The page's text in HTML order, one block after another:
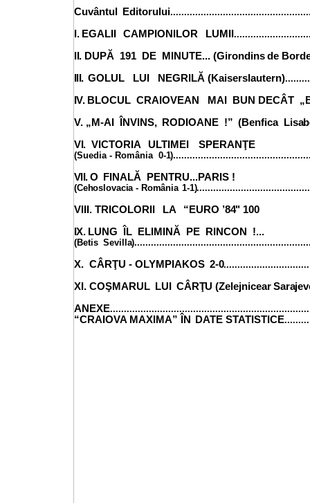
Cuvântul Editorului
I. EGALII CAMPIONILOR LUMII
II. DUPĂ 191 DE MINUTE... (Girondins de
III.GOLUL LUI NEGRILĂ (Kaiserslautern)
IV. BLOCUL CRAIOVEAN MAI BUN DECÂT
V. „M-AI
ÎNVINS, RODIOANE !” (Benfica
VI. VICTORIA ULTIMEI SPERANŢE
(Suedia - România 0-1)
VII.O FINALĂ PENTRU...PARIS !
(Cehoslovacia - România 1-1)
VIII. TRICOLORII LA “EURO ’84" 100
IX. LUNG ÎL ELIMINĂ PE RINCON !...
(Betis Sevilla)
X. CÂRŢU - OLYMPIAKOS 2-0
XI. COŞMARUL LUI CÂRŢU (Zelejnicear
ANEXE
“CRAIOVA MAXIMA” ÎN DATE STATISTICE